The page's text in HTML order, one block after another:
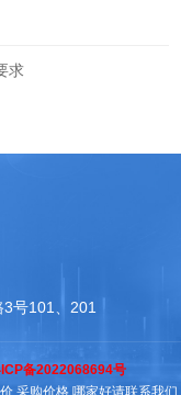
求
号101、201
备2022068694号
,采购价格,哪家好请联系我们.